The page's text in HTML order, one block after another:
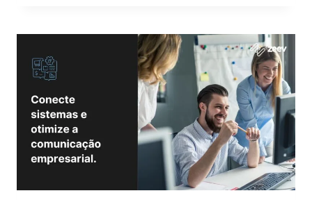
E
REDUZIR